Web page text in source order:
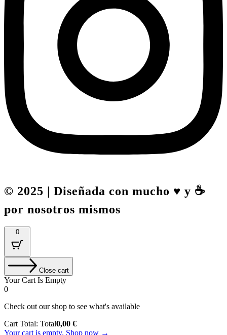
© 2025 | Diseñada con mucho ♥️ y ☕
por nosotros mismos
0
Close cart
Your Cart Is Empty
0
Check out our shop to see what's available
Cart Total: Total0,00 €
Your cart is empty. Shop now →